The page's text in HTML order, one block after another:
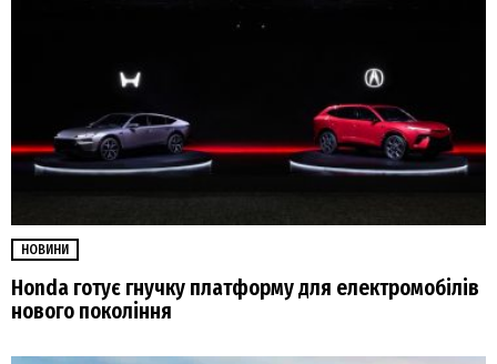
НОВИНИ
Honda готує гнучку платформу для електромобілів
нового покоління